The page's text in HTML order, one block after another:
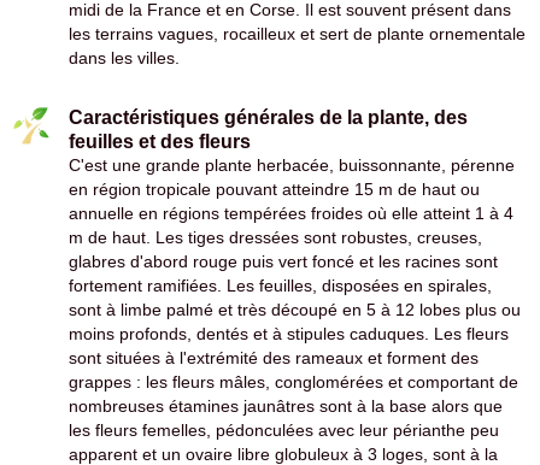
midi de la France et en Corse. Il est souvent présent dans
les terrains vagues, rocailleux et sert de plante ornementale
dans les villes.
Caractéristiques générales de la plante, des
feuilles et des fleurs
C'est une grande plante herbacée, buissonnante, pérenne
en région tropicale pouvant atteindre 15 m de haut ou
annuelle en régions tempérées froides où elle atteint 1 à 4
m de haut. Les tiges dressées sont robustes, creuses,
glabres d'abord rouge puis vert foncé et les racines sont
fortement ramifiées. Les feuilles, disposées en spirales,
sont à limbe palmé et très découpé en 5 à 12 lobes plus ou
moins profonds, dentés et à stipules caduques. Les fleurs
sont situées à l'extrémité des rameaux et forment des
grappes : les fleurs mâles, conglomérées et comportant de
nombreuses étamines jaunâtres sont à la base alors que
les fleurs femelles, pédonculées avec leur périanthe peu
apparent et un ovaire libre globuleux à 3 loges, sont à la